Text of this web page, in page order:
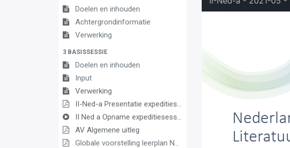
Doelen en inhouden
Achtergrondinformatie
Verwerking
3 BASISSESSIE
Doelen en inhouden
Input
Verwerking
II-Ned-a Presentatie expeditiesessie Nederlands
II Ned a Opname expeditiesessie 2021 03 08
AV Algemene uitleg
Globale voorstelling leerplan Nederlands PDF